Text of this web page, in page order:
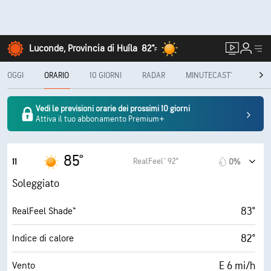
Luconde, Provincia di Huíla 82°F
OGGI ORARIO 10 GIORNI RADAR MINUTECAST®
Vedi le previsioni orarie dei prossimi 10 giorni
Attiva il tuo abbonamento Premium+
11 85° RealFeel® 92° 0%
Soleggiato
RealFeel Shade™ 83°
Indice di calore 82°
Vento E 6 mi/h